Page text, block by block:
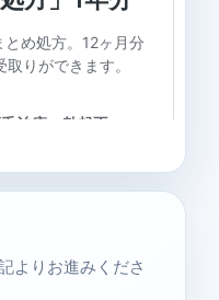
よりお進みくださ